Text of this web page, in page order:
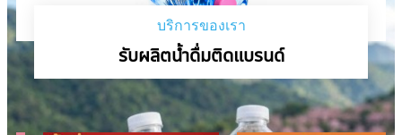
บริการของเรา
รับผลิตน้ำดื่มติดแบรนด์